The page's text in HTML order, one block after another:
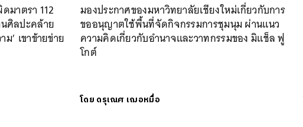
มาตรา 112
ศิลปะคล้าย
ม’ เขาข้ายข่าย
มองประกาศของมหาวิทยาลัยเชียงใหม่เกี่ยวกับการ
ขออนุญาตใช้พื้นที่จัดกิจกรรมการชุมนุม ผ่านแนว
ความคิดเกี่ยวกับอำนาจและวาทกรรมของ มิแช็ล ฟู
โกต์
โดย ดรุเณศ เฌอหมื่อ